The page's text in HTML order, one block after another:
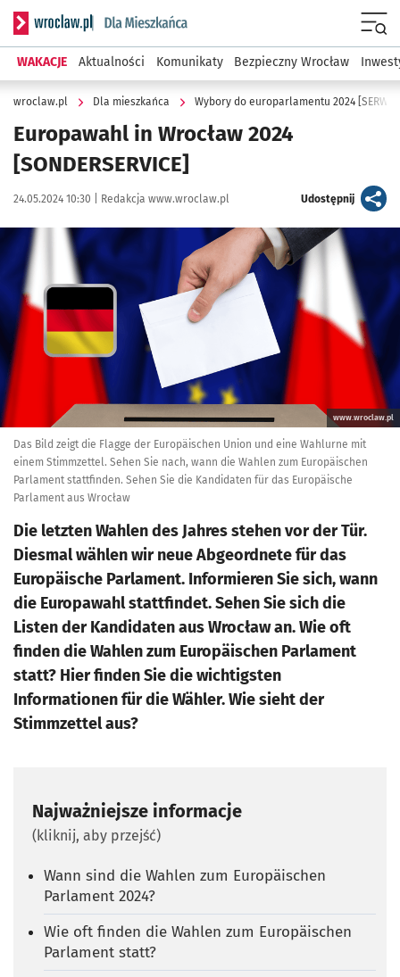
Serwis informacyjny wroclaw.pl podserwis: Dla mieszkańca
WAKACJE Aktualności Komunikaty Bezpieczny Wrocław
wroclaw.pl Dla mieszkańca Wybory do europarlamentu 2024 [SERWIS
Europawahl in Wrocław 2024
[SONDERSERVICE]
Data publikacji:
24.05.2024 10:30 | Autor:
Redakcja www.wroclaw.pl Udostępnijartykuł
Kliknij, aby powiększyć
www.wroclaw.pl
Das Bild zeigt die Flagge der Europäischen Union und eine Wahlurne mit
einem Stimmzettel. Sehen Sie nach, wann die Wahlen zum Europäischen
Parlament stattfinden. Sehen Sie die Kandidaten für das Europäische
Parlament aus Wrocław
Die letzten Wahlen des Jahres stehen vor der Tür.
Diesmal wählen wir neue Abgeordnete für das
Europäische Parlament. Informieren Sie sich, wann
die Europawahl stattfindet. Sehen Sie sich die
Listen der Kandidaten aus Wrocław an. Wie oft
finden die Wahlen zum Europäischen Parlament
statt? Hier finden Sie die wichtigsten
Informationen für die Wähler. Wie sieht der
Stimmzettel aus?
Najważniejsze informacje
(kliknij, aby przejść)
Wann sind die Wahlen zum Europäischen
Parlament 2024?
Wie oft finden die Wahlen zum Europäischen
Parlament statt?